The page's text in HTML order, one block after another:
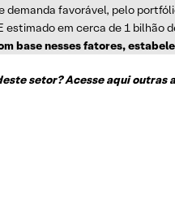
favorável, pelo
em cerca de 1
base nesses fatores,
setor? Acesse aqui outras